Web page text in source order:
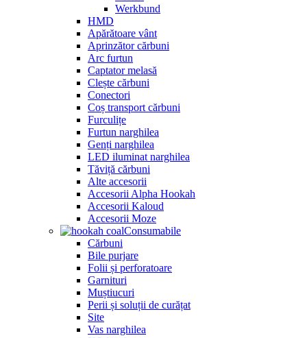
Werkbund
HMD
Apărătoare vânt
Aprinzător cărbuni
Arc furtun
Captator melasă
Clește cărbuni
Conectori
Coș transport cărbuni
Furculițe
Furtun narghilea
Genți narghilea
LED iluminat narghilea
Tăviță cărbuni
Alte accesorii
Accesorii Alpha Hookah
Accesorii Kaloud
Accesorii Moze
Consumabile
Cărbuni
Bile purjare
Folii și perforatoare
Garnituri
Muștiucuri
Perii și soluții de curățat
Site
Vas narghilea